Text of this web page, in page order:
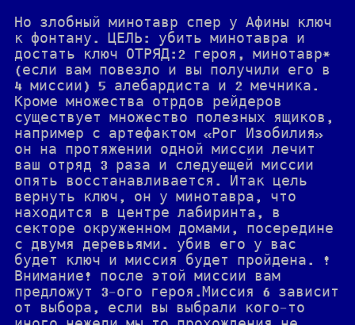
Но злобный минотавр спер у Афины ключ
к фонтану. ЦЕЛЬ: убить минотавра и
достать ключ ОТРЯД:2 героя, минотавр*
(если вам повезло и вы получили его в
4 миссии) 5 алебардиста и 2 мечника.
Кроме множества отрдов рейдеров
существует множество полезных ящиков,
например с артефактом «Рог Изобилия»
он на протяжении одной миссии лечит
ваш отряд 3 раза и следуещей миссии
опять восстанавливается. Итак цель
вернуть ключ, он у минотавра, что
находится в центре лабиринта, в
секторе окруженном домами, посередине
с двумя деревьями. убив его у вас
будет ключ и миссия будет пройдена. !
Внимание! после этой миссии вам
предложут 3-ого героя.Миссия 6 зависит
от выбора, если вы выбрали кого-то